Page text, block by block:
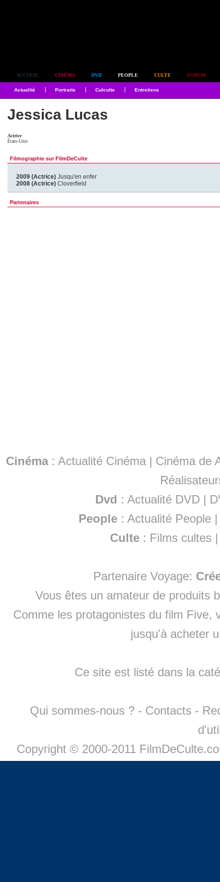
ACCUEIL CINÉMA DVD PEOPLE CULTE FORUM
Actualité Portraits Culculte Entretiens
Jessica Lucas
Actrice
États-Unis
Filmographie sur FilmDeCulte
2009 (Actrice) Jusqu'en enfer
2008 (Actrice) Cloverfield
Partenaires
Cinéma: Actualité Cinéma | Cinéma de
Dvd : Actualité DVD |
People :Actualité People
Culte : Films cultes
Partenaire Voyage:
Vous êtes un amateur de produits
Comme les protagonistes du film Five,
jusqu'à acheter
Ce site est listé dans la
Qui sommes-nous ? - Contacts -
Copyright © 2000-2011